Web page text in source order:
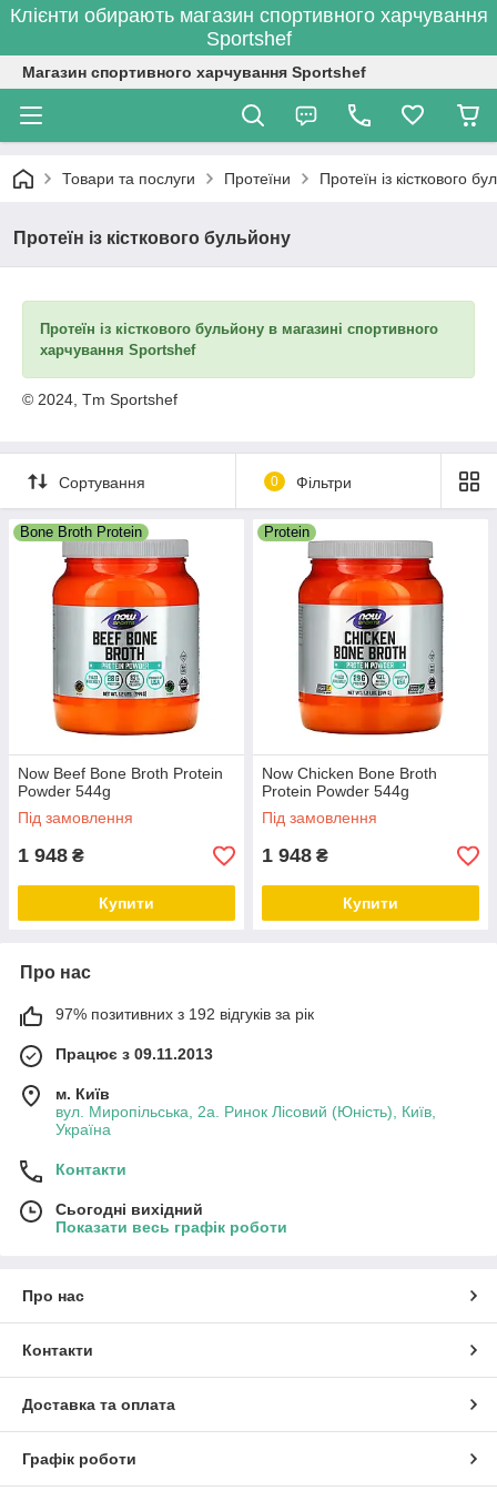
Клієнти обирають магазин спортивного харчування
Sportshef
Магазин спортивного харчування Sportshef
Товари та послуги Протеїни Протеїн із кісткового
Протеїн із кісткового бульйону
Протеїн із кісткового бульйону в магазині спортивного
харчування Sportshef
© 2024, Tm Sportshef
Сортування 0 Фільтри
Bone Broth Protein
Now Beef Bone Broth Protein
Powder 544g
Під замовлення
1 948 ₴
Купити
Protein
Now Chicken Bone Broth
Protein Powder 544g
Під замовлення
1 948 ₴
Купити
Про нас
97% позитивних з 192 відгуків за рік
Працює з 09.11.2013
м. Київ
вул. Миропільська, 2а. Ринок Лісовий (Юність), Київ,
Україна
Контакти
Сьогодні вихідний
Показати весь графік роботи
Про нас
Контакти
Доставка та оплата
Графік роботи